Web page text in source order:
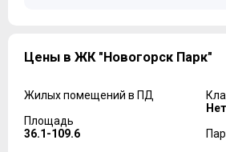
Цены в ЖК "Новогорск Парк"
Жилых помещений в ПД
Площадь
36.1-109.6
Нет